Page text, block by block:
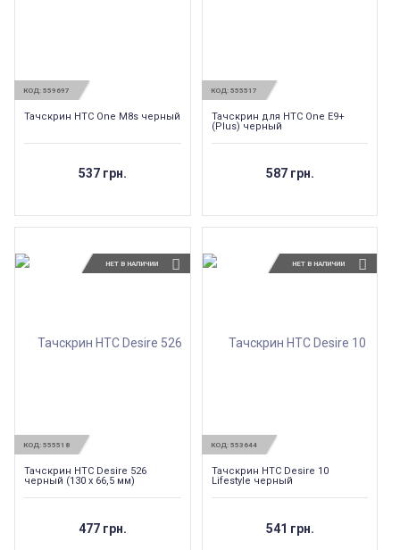
КОД: 559697
Тачскрин HTC One M8s черный
537 грн.
КОД: 555517
Тачскрин для HTC One E9+
(Plus) черный
587 грн.
НЕТ В НАЛИЧИИ
КОД: 555518
Тачскрин HTC Desire 526
черный (130 x 66,5 мм)
477 грн.
НЕТ В НАЛИЧИИ
КОД: 553644
Тачскрин HTC Desire 10
Lifestyle черный
541 грн.